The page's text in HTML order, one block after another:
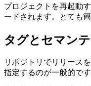
プロジェクトを再起動
ードされます。とても簡
タグとセマン
リポジトリでリリース
指定するのが一般的です